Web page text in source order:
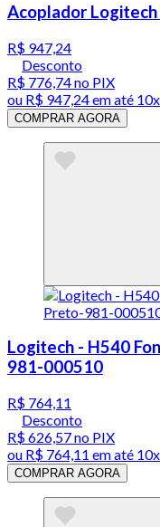
Acoplador
R$ 947,24
Desconto
R$ 776,74no PIX
ou R$ 947,24em até
COMPRAR AGORA
Logitech - H540
981-000510
R$ 764,11
Desconto
R$ 626,57no PIX
ou R$ 764,11 em até
COMPRAR AGORA